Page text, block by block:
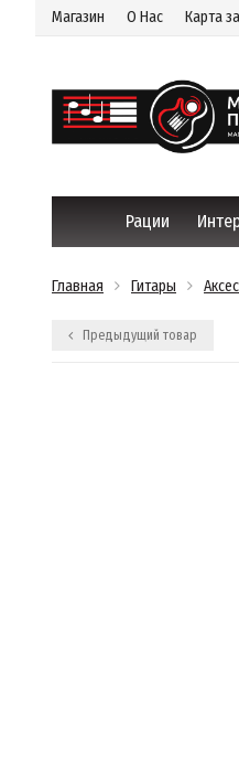
Магазин О Нас Карта
Рации
Главная Гитары
Предыдущий товар